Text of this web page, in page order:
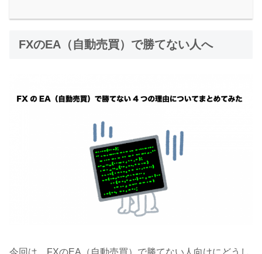
FXのEA（自動売買）で勝てない人へ
今回は、FXのEA（自動売買）で勝てない人向けにどうし